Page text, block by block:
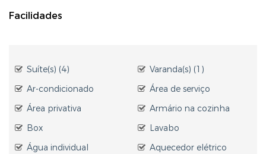
Facilidades
Suíte(s) (4)
Varanda(s) (1)
Ar-condicionado
Área de serviço
Área privativa
Armário na cozinha
Box
Lavabo
Água individual
Aquecedor elétrico